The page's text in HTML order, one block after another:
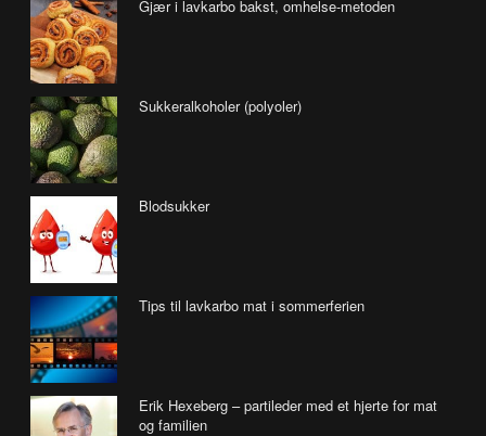
Gjær i lavkarbo bakst, omhelse-metoden
Sukkeralkoholer (polyoler)
Blodsukker
Tips til lavkarbo mat i sommerferien
Erik Hexeberg – partileder med et hjerte for mat
og familien